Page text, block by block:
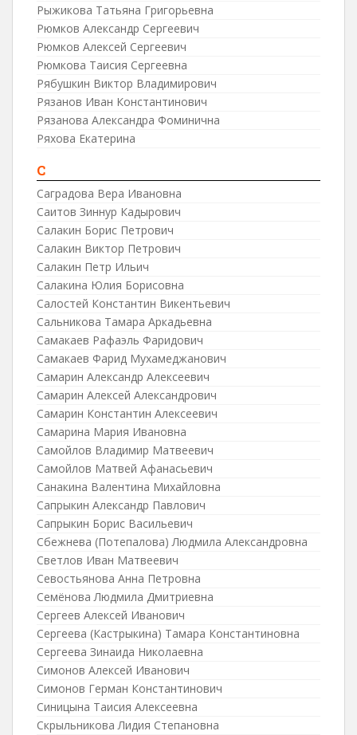
Рыжикова Татьяна Григорьевна
Рюмков Александр Сергеевич
Рюмков Алексей Сергеевич
Рюмкова Таисия Сергеевна
Рябушкин Виктор Владимирович
Рязанов Иван Константинович
Рязанова Александра Фоминична
Ряхова Екатерина
С
Саградова Вера Ивановна
Саитов Зиннур Кадырович
Салакин Борис Петрович
Салакин Виктор Петрович
Салакин Петр Ильич
Салакина Юлия Борисовна
Салостей Константин Викентьевич
Сальникова Тамара Аркадьевна
Самакаев Рафаэль Фаридович
Самакаев Фарид Мухамеджанович
Самарин Александр Алексеевич
Самарин Алексей Александрович
Самарин Константин Алексеевич
Самарина Мария Ивановна
Самойлов Владимир Матвеевич
Самойлов Матвей Афанасьевич
Санакина Валентина Михайловна
Сапрыкин Александр Павлович
Сапрыкин Борис Васильевич
Сбежнева (Потепалова) Людмила Александровна
Светлов Иван Матвеевич
Севостьянова Анна Петровна
Семёнова Людмила Дмитриевна
Сергеев Алексей Иванович
Сергеева (Кастрыкина) Тамара Константиновна
Сергеева Зинаида Николаевна
Симонов Алексей Иванович
Симонов Герман Константинович
Синицына Таисия Алексеевна
Скрыльникова Лидия Степановна